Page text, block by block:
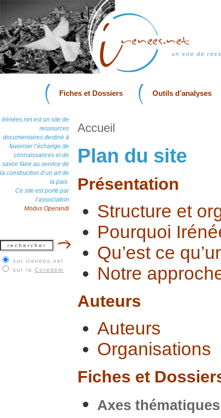
un site de
Fiches et Dossiers Outils d’analyses
Irénées.net est un site de
ressources
documentaires destiné à
favoriser l’échange de
connaissances et de
savoir faire au service de
la construction d’un art de
la paix.
Ce site est porté par
l’association
Modus Operandi
sur irenees.net
sur la Coredem
Accueil
Plan du site
Présentation
Structure et
Pourquoi
Qu’est ce
Notre
Auteurs
Auteurs
Organisations
Fiches et
Axes thématiques